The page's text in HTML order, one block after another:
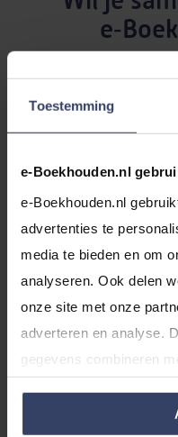
Toestemming
e-Boekhouden.nl
e-Boekhouden.nl
advertenties te
media te bieden en om
analyseren. Ook delen
onze site met onze
adverteren en analyse.
gegevens combineren
van jouw gebruik van
je een vraag? Stuur
Veelgestelde
Staat je vraag er niet
veelgestelde vragen.